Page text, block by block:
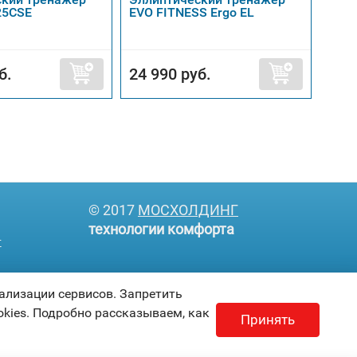
EVO FITNESS Ergo EL
24 990 руб.
© 2017 МОСХОЛДИНГ
технологии комфорта
сервисов. Запретить
Подробно рассказываем, как
Принять